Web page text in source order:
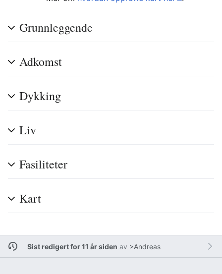
Grunnleggende
Adkomst
Dykking
Liv
Fasiliteter
Kart
Sist redigert for 11 år siden av >Andreas